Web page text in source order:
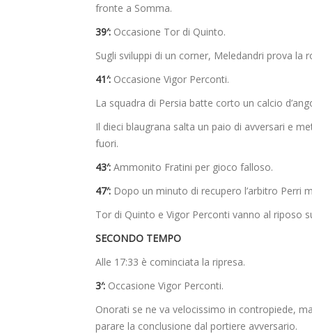
fronte a Somma.
39′: Occasione Tor di Quinto.
Sugli sviluppi di un corner, Meledandri prova la
41′: Occasione Vigor Perconti.
La squadra di Persia batte corto un calcio
Il dieci blaugrana salta un paio di avversari e
fuori.
43′: Ammonito Fratini per gioco falloso.
47′: Dopo un minuto di recupero l’arbitro Perri
Tor di Quinto e Vigor Perconti vanno al riposo
SECONDO TEMPO
Alle 17:33 è cominciata la ripresa.
3′: Occasione Vigor Perconti.
Onorati se ne va velocissimo in contropiede,
parare la conclusione dal portiere avversario.